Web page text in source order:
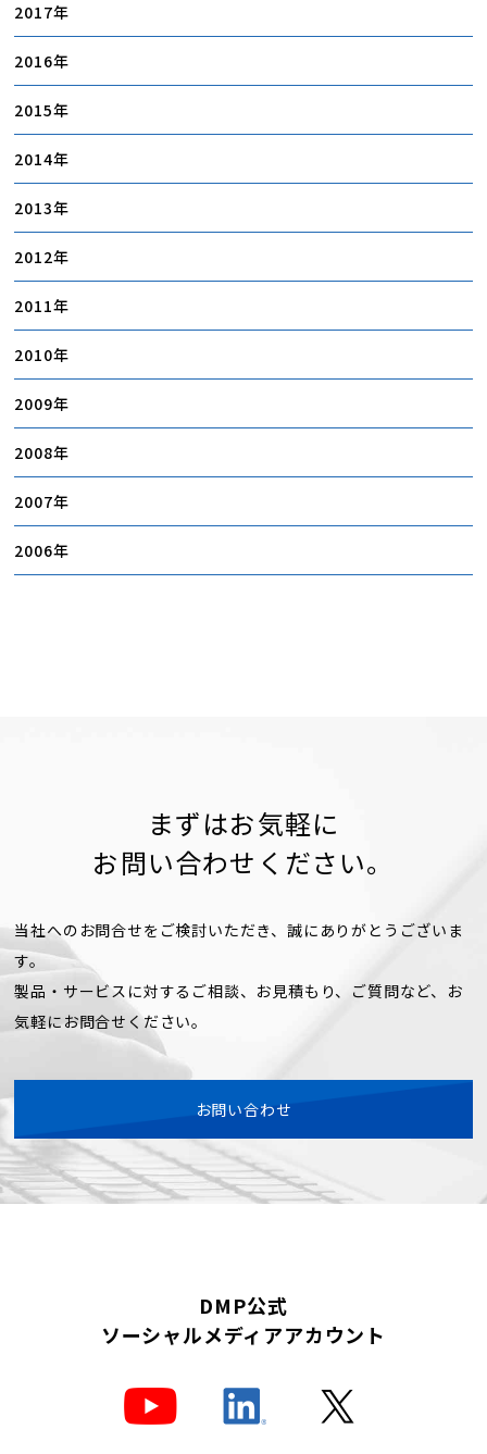
2017
2016
2015
2014
2013
2012
2011
2010
2009
2008
2007
2006
まずはお気軽に
お問い合わせください。
当社へのお問合せをご検討いただき、誠にありがとうございま
す。
製品・サービスに対するご相談、お見積もり、ご質問など、お
気軽にお問合せください。
お問い合わせ
DMP公式
ソーシャルメディアアカウント